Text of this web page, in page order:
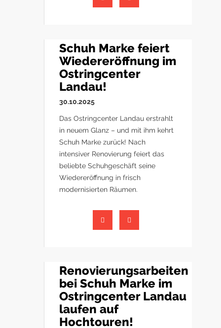
Schuh Marke feiert
Wiedereröffnung im
Ostringcenter
Landau!
30.10.2025
Das Ostringcenter Landau erstrahlt
in neuem Glanz – und mit ihm kehrt
Schuh Marke zurück! Nach
intensiver Renovierung feiert das
beliebte Schuhgeschäft seine
Wiedereröffnung in frisch
modernisierten Räumen.
Renovierungsarbeiten
bei Schuh Marke im
Ostringcenter Landau
laufen auf
Hochtouren!